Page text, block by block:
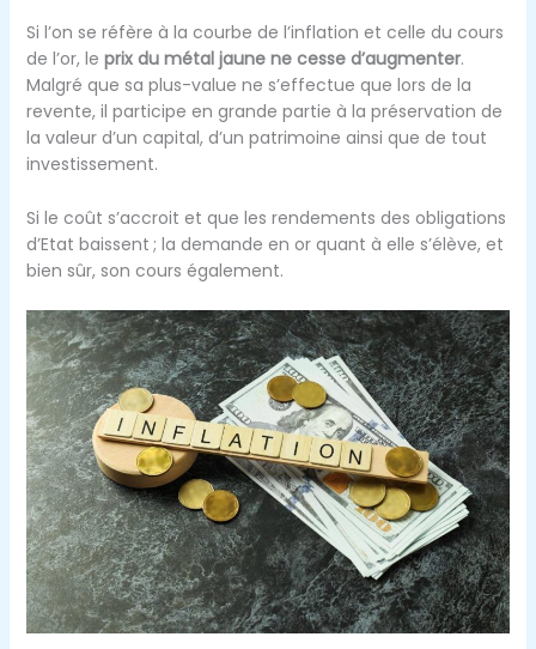
Si l’on se réfère à la courbe de l’inflation et celle du cours
de l’or, le prix du métal jaune ne cesse d’augmenter.
Malgré que sa plus-value ne s’effectue que lors de la
revente, il participe en grande partie à la préservation de
la valeur d’un capital, d’un patrimoine ainsi que de tout
investissement.
Si le coût s’accroit et que les rendements des obligations
d’Etat baissent ; la demande en or quant à elle s’élève, et
bien sûr, son cours également.